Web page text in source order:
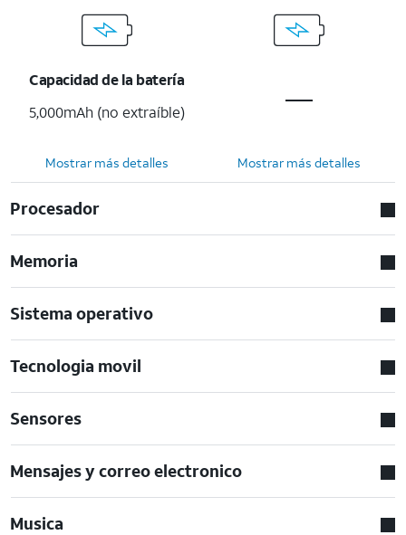
Capacidad de la batería
5,000mAh (no extraíble)
Mostrar más detalles Mostrar más detalles
Procesador
Memoria
Sistema operativo
Tecnologia movil
Sensores
Mensajes y correo electronico
Musica